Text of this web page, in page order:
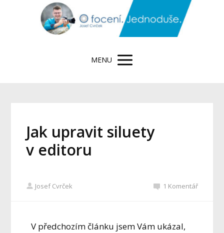
MENU
Jak upravit siluety
v editoru
Josef Cvrček 1 Komentář
V předchozím článku jsem Vám ukázal,